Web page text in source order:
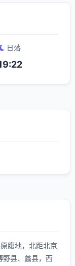
日落
腹地，北距北京
野县、蠡县，西